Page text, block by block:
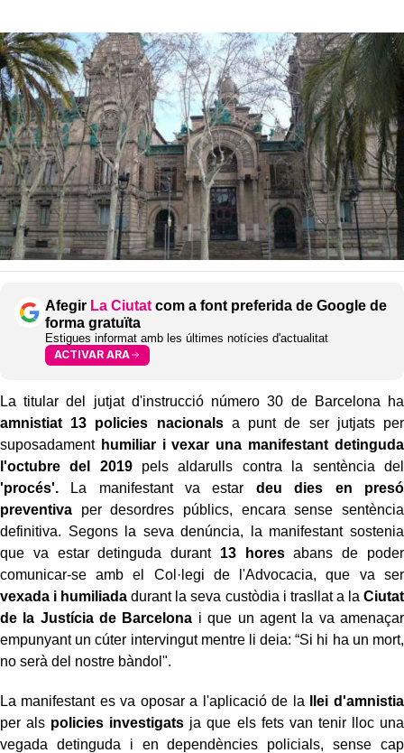
Afegir La Ciutat com a font preferida de Google de
forma gratuïta
Estigues informat amb les últimes notícies d'actualitat
ACTIVAR ARA
La titular del jutjat d'instrucció número 30 de Barcelona ha
amnistiat 13 policies nacionalsa punt de ser jutjats per
suposadament humiliar i vexar una manifestant detinguda
l'octubre del 2019pels aldarulls contra la sentència del
'procés'. La manifestant va estar deu dies en presó
preventiva per desordres públics, encara sense sentència
definitiva. Segons la seva denúncia, la manifestant sostenia
que va estar detinguda durant 13 horesabans de poder
comunicar-se amb el Col·legi de l'Advocacia, que va ser
vexada i humiliada durant la seva custòdia i trasllat a la Ciutat
de la Justícia de Barcelona i que un agent la va amenaçar
empunyant un cúter intervingut mentre li deia: “Si hi ha un mort,
no serà del nostre bàndol".
La manifestant es va oposar a l'aplicació de la llei d'amnistia
per als policies investigats ja que els fets van tenir lloc una
vegada detinguda i en dependències policials, sense cap